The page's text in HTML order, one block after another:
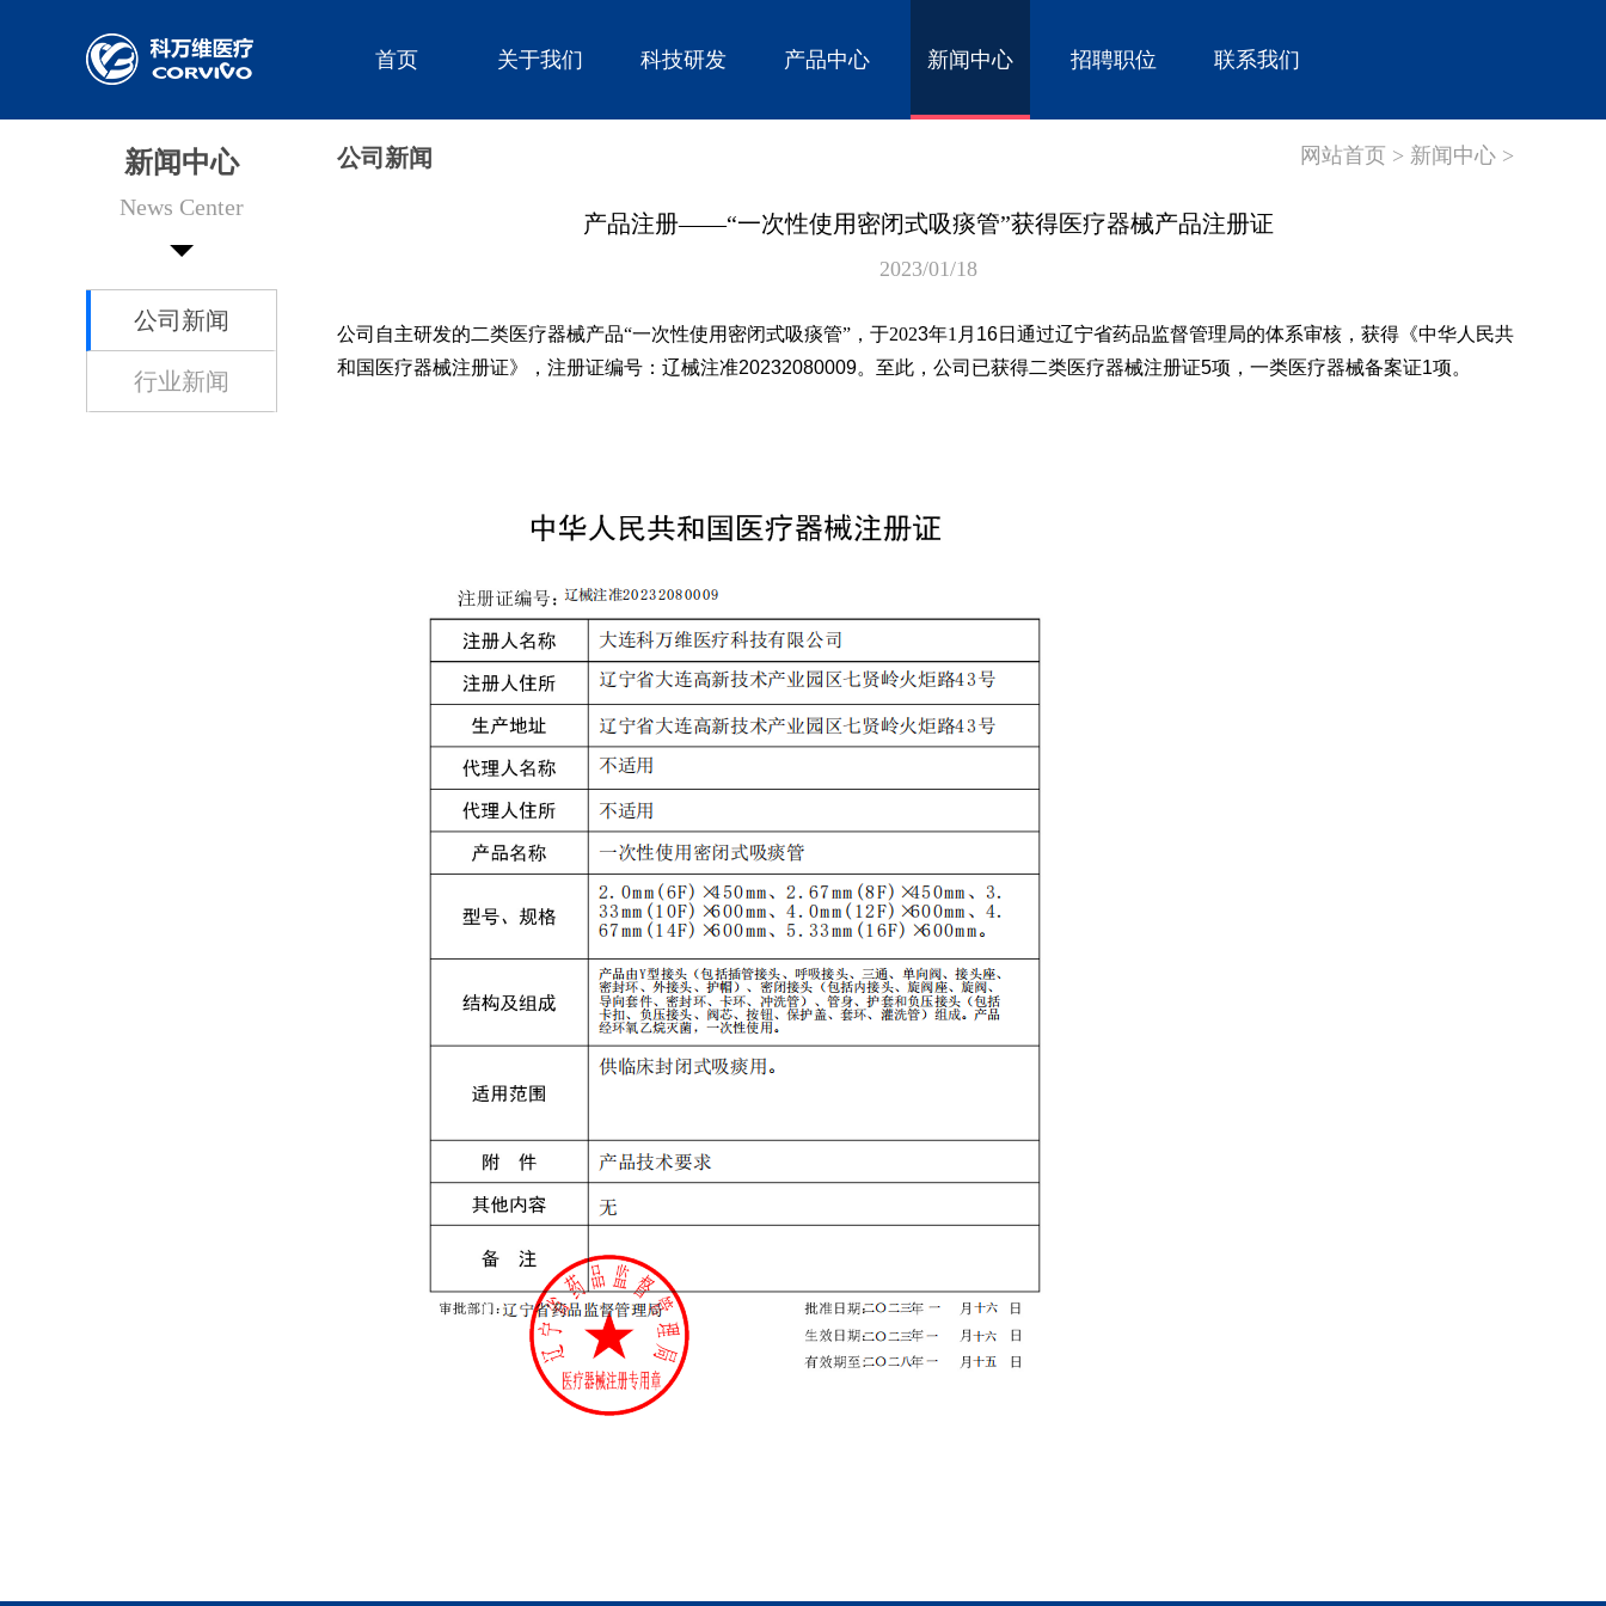
首页 关于我们 科技研发 产品中心 新闻中心 招聘职位 联系我们
新闻中心
News Center
公司新闻
行业新闻
公司新闻 网站首页 > 新闻中心 >
产品注册——“一次性使用密闭式吸痰管”获得医疗器械产品注册证
2023/01/18
公司自主研发的二类医疗器械产品“一次性使用密闭式吸痰管”，于2023年1月 16日通过辽宁省药品监督管理局的体系审核，获得《中华人民共
和国医疗器械注册证》， 注册证编号：辽械注准20232080009。至此，公司已获得二类医疗器械注册证5项，一类医疗器械备案证1项。